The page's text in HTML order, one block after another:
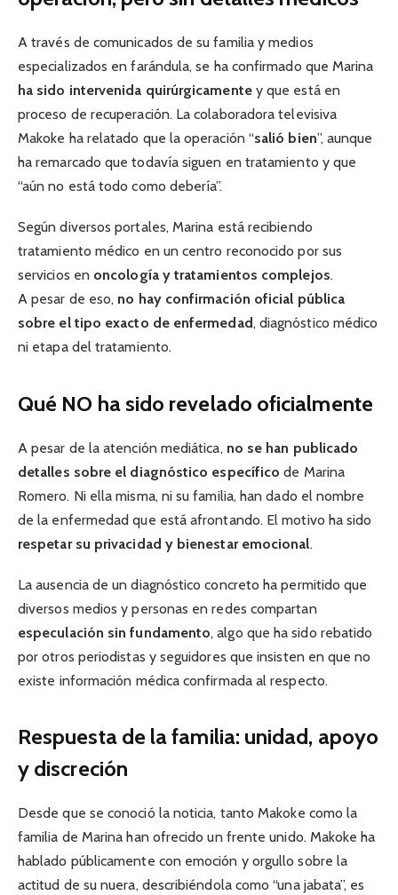
A través de comunicados de su familia y medios
especializados en farándula, se ha confirmado que Marina
ha sido intervenida quirúrgicamentey que está en
proceso de recuperación. La colaboradora televisiva
Makoke ha relatado que la operación “salió bien”, aunque
ha remarcado que todavía siguen en tratamiento y que
“aún no está todo como debería”.
Según diversos portales, Marina está recibiendo
tratamiento médico en un centro reconocido por sus
servicios en oncología y tratamientos complejos.
A pesar de eso, no hay confirmación oficial pública
sobre el tipo exacto de enfermedad, diagnóstico médico
ni etapa del tratamiento.
Qué NO ha sido revelado oficialmente
A pesar de la atención mediática, no se han publicado
detalles sobre el diagnóstico específico de Marina
Romero. Ni ella misma, ni su familia, han dado el nombre
de la enfermedad que está afrontando. El motivo ha sido
respetar su privacidad y bienestar emocional.
La ausencia de un diagnóstico concreto ha permitido que
diversos medios y personas en redes compartan
especulación sin fundamento, algo que ha sido rebatido
por otros periodistas y seguidores que insisten en que no
existe información médica confirmada al respecto.
Respuesta de la familia: unidad, apoyo
y discreción
Desde que se conoció la noticia, tanto Makoke como la
familia de Marina han ofrecido un frente unido. Makoke ha
hablado públicamente con emoción y orgullo sobre la
actitud de su nuera, describiéndola como “una jabata”, es